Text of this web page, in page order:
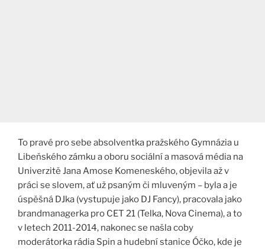
To pravé pro sebe absolventka pražského Gymnázia u
Libeňského zámku a oboru sociální a masová média na
Univerzitě Jana Amose Komeneského, objevila až v
práci se slovem, ať už psaným či mluveným – byla a je
úspěšná DJka (vystupuje jako DJ Fancy), pracovala jako
brandmanagerka pro CET 21 (Telka, Nova Cinema), a to
v letech 2011-2014, nakonec se našla coby
moderátorka rádia Spin a hudební stanice Óčko, kde je